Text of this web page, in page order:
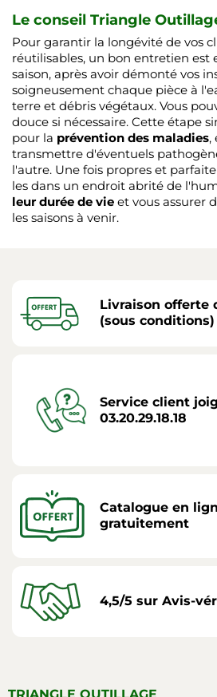
Le conseil Triangle
Pour garantir la longévité de vos
réutilisables, un bon entretien est
saison, après avoir démonté vos
soigneusement chaque pièce à
terre et débris végétaux. Vous
douce si nécessaire. Cette étape
pour la prévention des maladies,
transmettre d'éventuels
l'autre. Une fois propres et
les dans un endroit abrité de
leur durée de vie et vous assurer
les saisons à venir.
Livraison offerte
(sous conditions)
Service client
03.20.29.18.18
Catalogue en
gratuitement
4,5/5 sur Avis-